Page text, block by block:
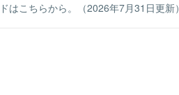
はこちらから。（2026年7月31日更新）